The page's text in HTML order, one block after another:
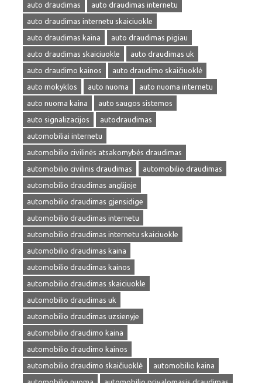
auto draudimas
auto draudimas internetu
auto draudimas internetu skaiciuokle
auto draudimas kaina
auto draudimas pigiau
auto draudimas skaiciuokle
auto draudimas uk
auto draudimo kainos
auto draudimo skaičiuoklė
auto mokyklos
auto nuoma
auto nuoma internetu
auto nuoma kaina
auto saugos sistemos
auto signalizacijos
autodraudimas
automobiliai internetu
automobilio civilinės atsakomybės draudimas
automobilio civilinis draudimas
automobilio draudimas
automobilio draudimas anglijoje
automobilio draudimas gjensidige
automobilio draudimas internetu
automobilio draudimas internetu skaiciuokle
automobilio draudimas kaina
automobilio draudimas kainos
automobilio draudimas skaiciuokle
automobilio draudimas uk
automobilio draudimas uzsienyje
automobilio draudimo kaina
automobilio draudimo kainos
automobilio draudimo skaičiuoklė
automobilio kaina